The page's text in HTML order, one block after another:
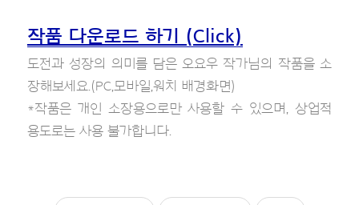
작품 다운로드 하기 (Click)
도전과 성장의 의미를 담은 오요우 작가님의 작품을 소
장해보세요.(PC,모바일,워치 배경화면)
*작품은 개인 소장용으로만 사용할 수 있으며, 상업적
용도로는 사용 불가합니다.